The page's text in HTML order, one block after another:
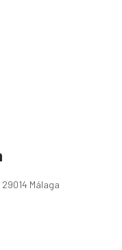
Málaga